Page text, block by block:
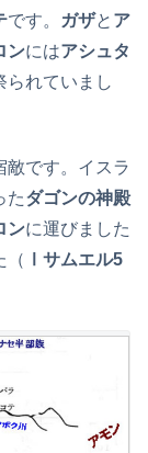
です。 ガザと ア
ンにはアシュタ
られていまし
敵です。イスラ
たダゴンの神殿
ンに運びました
（
Ⅰサムエル5